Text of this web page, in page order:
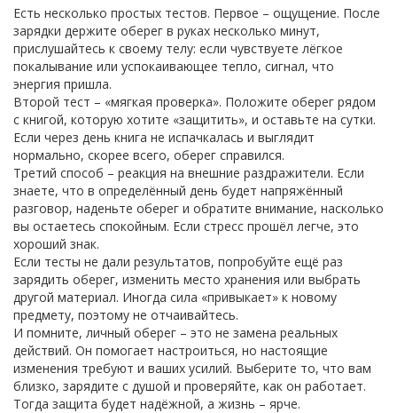
Есть несколько простых тестов. Первое – ощущение. После
зарядки держите оберег в руках несколько минут,
прислушайтесь к своему телу: если чувствуете лёгкое
покалывание или успокаивающее тепло, сигнал, что
энергия пришла.
Второй тест – «мягкая проверка». Положите оберег рядом
с книгой, которую хотите «защитить», и оставьте на сутки.
Если через день книга не испачкалась и выглядит
нормально, скорее всего, оберег справился.
Третий способ – реакция на внешние раздражители. Если
знаете, что в определённый день будет напряжённый
разговор, наденьте оберег и обратите внимание, насколько
вы остаетесь спокойным. Если стресс прошёл легче, это
хороший знак.
Если тесты не дали результатов, попробуйте ещё раз
зарядить оберег, изменить место хранения или выбрать
другой материал. Иногда сила «привыкает» к новому
предмету, поэтому не отчаивайтесь.
И помните, личный оберег – это не замена реальных
действий. Он помогает настроиться, но настоящие
изменения требуют и ваших усилий. Выберите то, что вам
близко, зарядите с душой и проверяйте, как он работает.
Тогда защита будет надёжной, а жизнь – ярче.